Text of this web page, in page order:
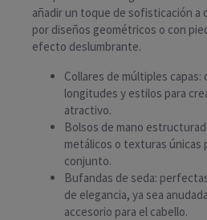
añadir un toque de sofisticación a
por diseños geométricos o con
efecto deslumbrante.
Collares de múltiples
longitudes y estilos para
atractivo.
Bolsos de mano
metálicos o texturas únicas
conjunto.
Bufandas de seda:
de elegancia, ya sea
accesorio para el cabello.